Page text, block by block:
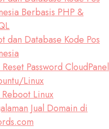
Berbasis PHP &
dan Database Kode Pos
Password CloudPanel
Linux
Linux
Jual Domain di